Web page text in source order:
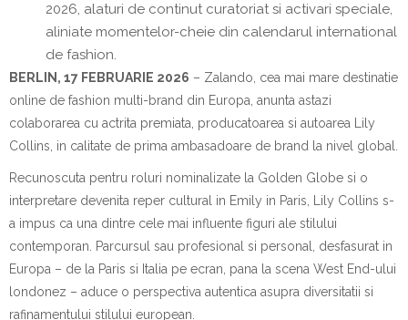
2026, alaturi de continut curatoriat si activari speciale,
aliniate momentelor-cheie din calendarul international
de fashion.
BERLIN, 17 FEBRUARIE 2026 – Zalando, cea mai mare destinatie
online de fashion multi-brand din Europa, anunta astazi
colaborarea cu actrita premiata, producatoarea si autoarea Lily
Collins, in calitate de prima ambasadoare de brand la nivel global.
Recunoscuta pentru roluri nominalizate la Golden Globe si o
interpretare devenita reper cultural in Emily in Paris, Lily Collins s-
a impus ca una dintre cele mai influente figuri ale stilului
contemporan. Parcursul sau profesional si personal, desfasurat in
Europa – de la Paris si Italia pe ecran, pana la scena West End-ului
londonez – aduce o perspectiva autentica asupra diversitatii si
rafinamentului stilului european.